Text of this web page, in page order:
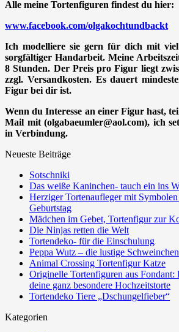
Alle meine Tortenfiguren findest du hier:
www.facebook.com/olgakochtundbackt
Ich modelliere sie gern für dich mit
sorgfältiger Handarbeit. Meine
8 Stunden. Der Preis pro Figur liegt
zzgl. Versandkosten. Es dauert
Figur bei dir ist.
Wenn du Interesse an einer Figur hast,
Mail mit (olgabaeumler@aol.com), ich
in Verbindung.
Neueste Beiträge
Sotschniki
Das weiße Kaninchen- tauch ein ins
Herziger Tortenaufleger mit
Geburtstag
Mädchen im Gebet, Tortenfigur zur
Die Ninjas retten die Welt
Tortendeko- für die Einschulung
Peppa Wutz – die lustige
Animal Crossing Tortenfigur Katze
Originelle Tortenfiguren aus
deine ganz besondere Hochzeitstorte
Tortendeko Tiere „Dschungelfieber“
Kategorien